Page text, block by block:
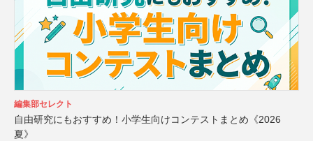
編集部セレクト
自由研究にもおすすめ！小学生向けコンテストまとめ《2026
夏》